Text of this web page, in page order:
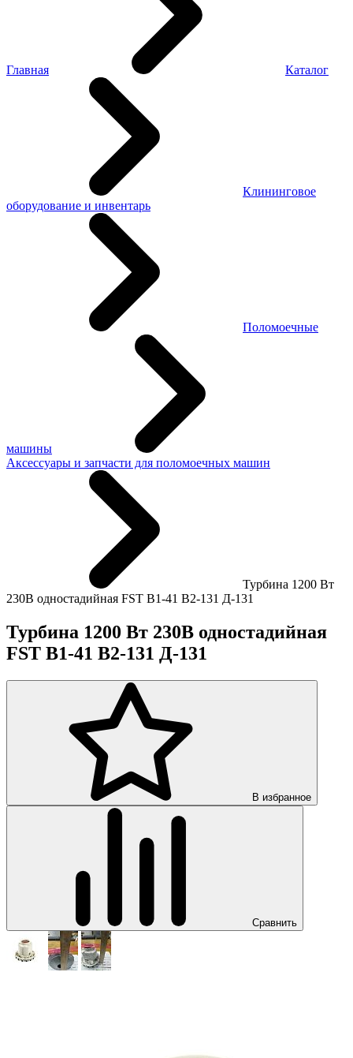
Главная Каталог
Клининговое
оборудование и инвентарь
Поломоечные
машины
Аксессуары и запчасти для поломоечных машин
Турбина 1200 Вт
230В одностадийная FST В1-41 B2-131 Д-131
Турбина 1200 Вт 230В одностадийная
FST В1-41 B2-131 Д-131
В избранное
Сравнить